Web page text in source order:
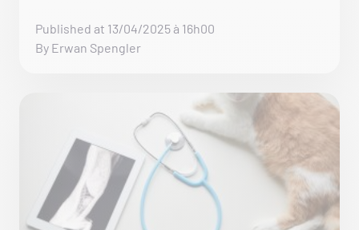
Published at 13/04/2025 à 16h00
By Erwan Spengler